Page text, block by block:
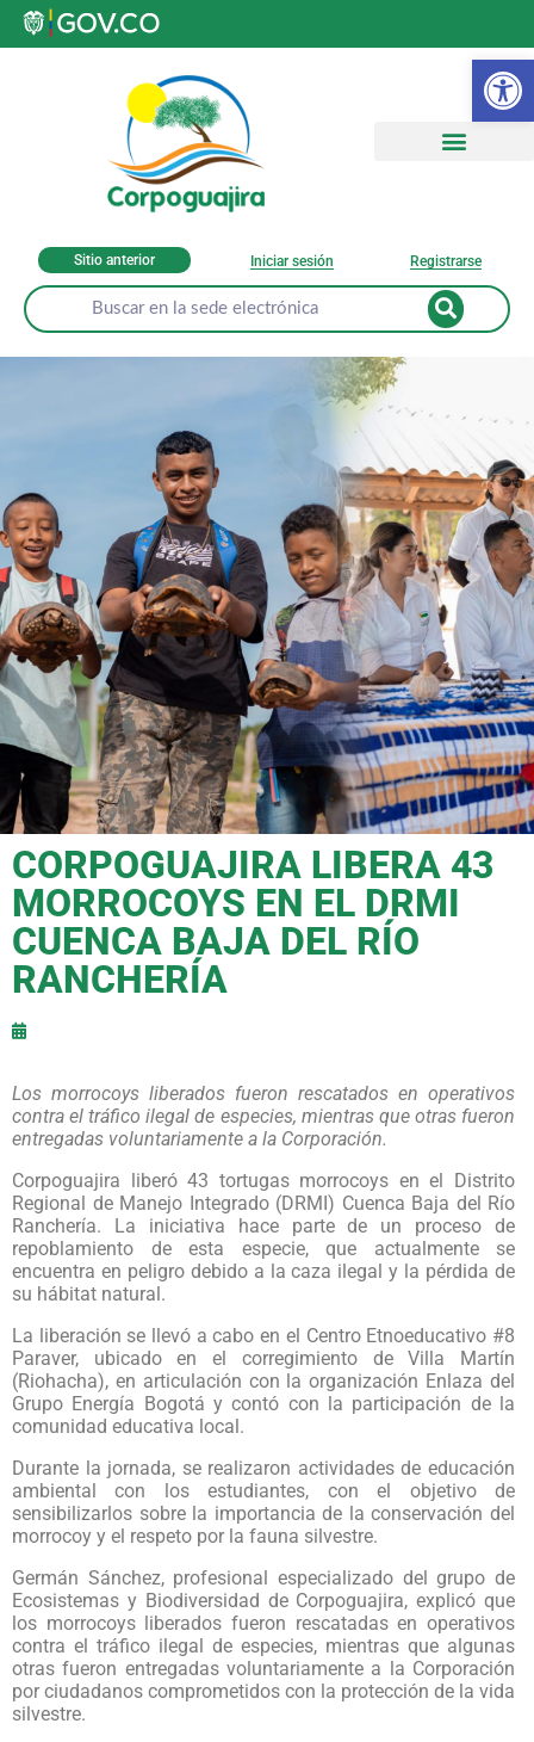
Sitio anterior Iniciar sesión Registrarse
CORPOGUAJIRA LIBERA 43
MORROCOYS EN EL DRMI
CUENCA BAJA DEL RÍO
RANCHERÍA
Los morrocoys liberados fueron rescatados en operativos
contra el tráfico ilegal de especies, mientras que otras fueron
entregadas voluntariamente a la Corporación.
Corpoguajira liberó 43 tortugas morrocoys en el Distrito
Regional de Manejo Integrado (DRMI) Cuenca Baja del Río
Ranchería. La iniciativa hace parte de un proceso de
repoblamiento de esta especie, que actualmente se
encuentra en peligro debido a la caza ilegal y la pérdida de
su hábitat natural.
La liberación se llevó a cabo en el Centro Etnoeducativo #8
Paraver, ubicado en el corregimiento de Villa Martín
(Riohacha), en articulación con la organización Enlaza del
Grupo Energía Bogotá y contó con la participación de la
comunidad educativa local.
Durante la jornada, se realizaron actividades de educación
ambiental con los estudiantes, con el objetivo de
sensibilizarlos sobre la importancia de la conservación del
morrocoy y el respeto por la fauna silvestre.
Germán Sánchez, profesional especializado del grupo de
Ecosistemas y Biodiversidad de Corpoguajira, explicó que
los morrocoys liberados fueron rescatadas en operativos
contra el tráfico ilegal de especies, mientras que algunas
otras fueron entregadas voluntariamente a la Corporación
por ciudadanos comprometidos con la protección de la vida
silvestre.